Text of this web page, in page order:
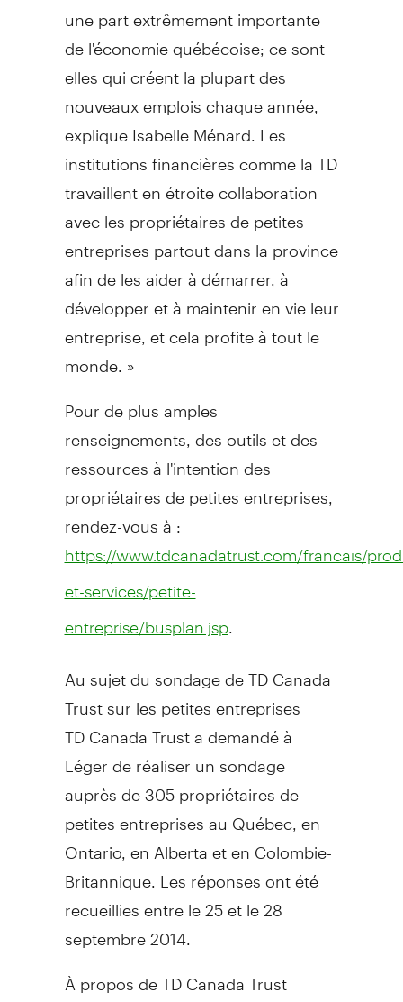
une part extrêmement importante
de l'économie québécoise; ce sont
elles qui créent la plupart des
nouveaux emplois chaque année,
explique Isabelle Ménard. Les
institutions financières comme la TD
travaillent en étroite collaboration
avec les propriétaires de petites
entreprises partout dans la province
afin de les aider à démarrer, à
développer et à maintenir en vie leur
entreprise, et cela profite à tout le
monde. »
Pour de plus amples
renseignements, des outils et des
ressources à l'intention des
propriétaires de petites entreprises,
rendez-vous à :
https://www.tdcanadatrust.com/francais/
et-services/petite-
entreprise/busplan.jsp.
Au sujet du sondage de TD Canada
Trust sur les petites entreprises
TD Canada Trust a demandé à
Léger de réaliser un sondage
auprès de 305 propriétaires de
petites entreprises au Québec, en
Ontario, en Albertaet en Colombie-
Britannique. Les réponses ont été
recueillies entre le 25 et le 28
septembre 2014.
À propos de TD Canada Trust